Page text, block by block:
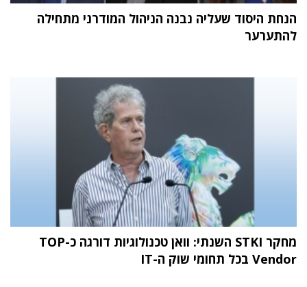
הנחת היסוד שעליה נבנה הניהול המודרני מתחילה
להתערער
מחקר STKI השנתי: וואן טכנולוגיות דורגה כ-TOP
Vendor בכל תחומי שוק ה-IT